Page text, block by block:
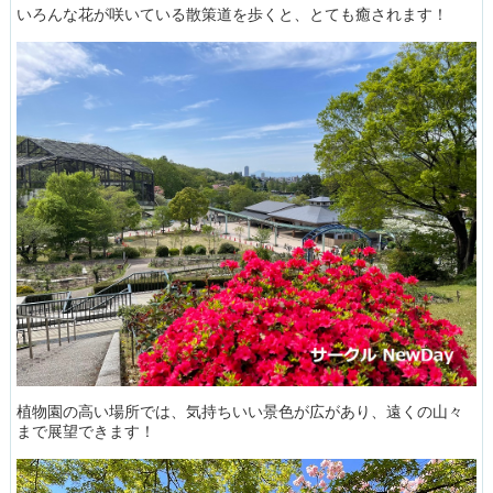
いろんな花が咲いている散策道を歩くと、とても癒されます！
植物園の高い場所では、気持ちいい景色が広があり、遠くの山々
まで展望できます！